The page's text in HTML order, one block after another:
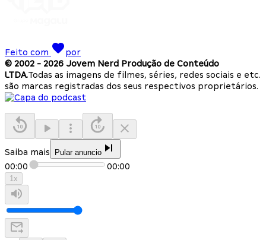
Feito com
por
© 2002 - 2026 Jovem Nerd Produção de Conteúdo
LTDA.Todas as imagens de filmes, séries, redes sociais e etc.
são marcas registradas dos seus respectivos proprietários.
Saiba mais Pular anuncio
00:00 00:00
1x